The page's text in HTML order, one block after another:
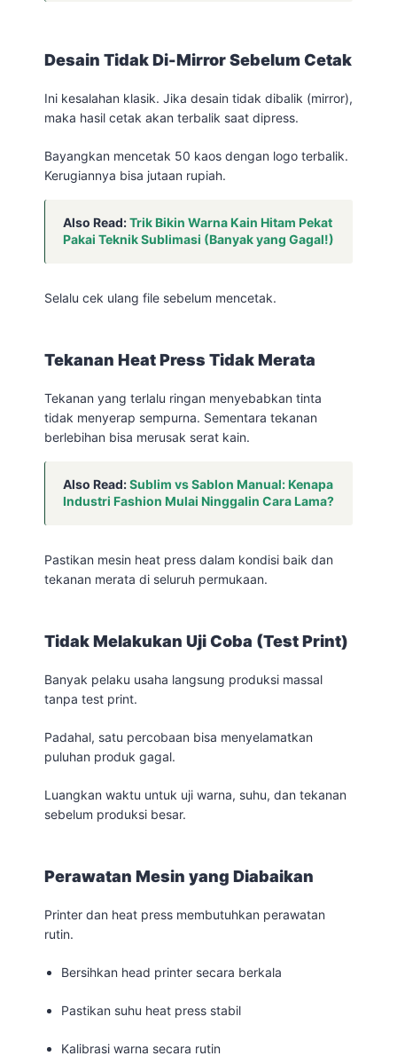
Desain Tidak Di-Mirror Sebelum Cetak
Ini kesalahan klasik. Jika desain tidak dibalik (mirror),
maka hasil cetak akan terbalik saat dipress.
Bayangkan mencetak 50 kaos dengan logo terbalik.
Kerugiannya bisa jutaan rupiah.
Also Read:Trik Bikin Warna Kain Hitam Pekat
Pakai Teknik Sublimasi (Banyak yang Gagal!)
Selalu cek ulang file sebelum mencetak.
Tekanan Heat Press Tidak Merata
Tekanan yang terlalu ringan menyebabkan tinta
tidak menyerap sempurna. Sementara tekanan
berlebihan bisa merusak serat kain.
Also Read:Sublim vs Sablon Manual: Kenapa
Industri Fashion Mulai Ninggalin Cara Lama?
Pastikan mesin heat press dalam kondisi baik dan
tekanan merata di seluruh permukaan.
Tidak Melakukan Uji Coba (Test Print)
Banyak pelaku usaha langsung produksi massal
tanpa test print.
Padahal, satu percobaan bisa menyelamatkan
puluhan produk gagal.
Luangkan waktu untuk uji warna, suhu, dan tekanan
sebelum produksi besar.
Perawatan Mesin yang Diabaikan
Printer dan heat press membutuhkan perawatan
rutin.
Bersihkan head printer secara berkala
Pastikan suhu heat press stabil
Kalibrasi warna secara rutin